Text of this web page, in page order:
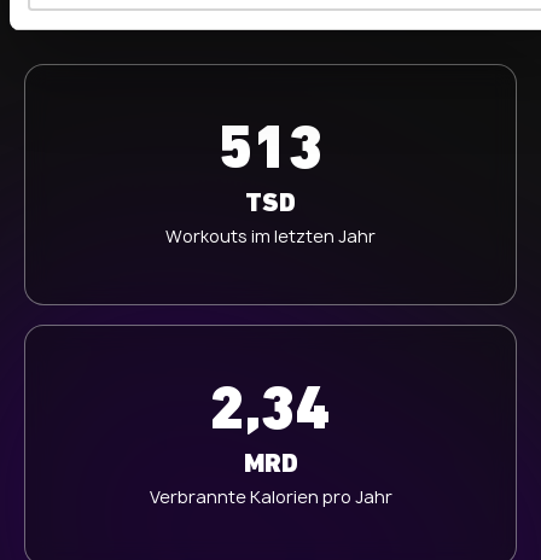
w
513
TSD
Workouts im letzten Jahr
2,34
MRD
Verbrannte Kalorien pro Jahr